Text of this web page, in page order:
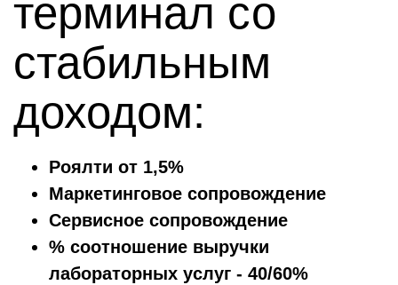
терминал со
стабильным
доходом:
Роялти от 1,5%
Маркетинговое сопровождение
Сервисное сопровождение
% соотношение выручки
лабораторных услуг - 40/60%